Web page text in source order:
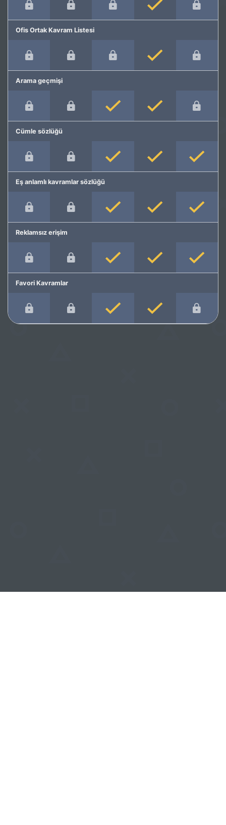
Ofis Ortak Kavram Listesi
Arama geçmişi
Cümle sözlüğü
Eş anlamlı kavramlar sözlüğü
Reklamsız erişim
Favori Kavramlar